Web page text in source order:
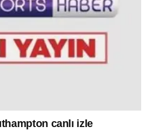
canlı izle